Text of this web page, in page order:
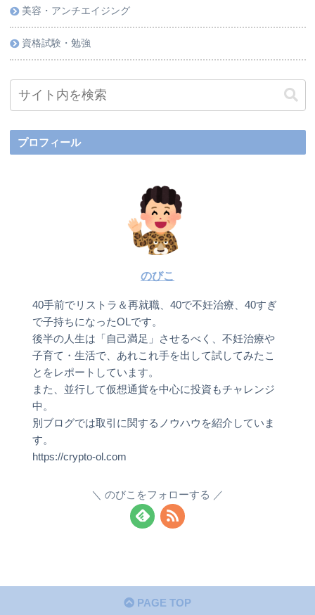
美容・アンチエイジング
資格試験・勉強
プロフィール
のびこ
40手前でリストラ＆再就職、40で不妊治療、40すぎ
で子持ちになったOLです。
後半の人生は「自己満足」させるべく、不妊治療や
子育て・生活で、あれこれ手を出して試してみたこ
とをレポートしています。
また、並行して仮想通貨を中心に投資もチャレンジ
中。
別ブログでは取引に関するノウハウを紹介していま
す。
https://crypto-ol.com
のびこをフォローする
PAGE TOP